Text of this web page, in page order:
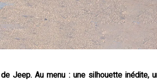
Jeep. Au menu : une silhouette inédite,